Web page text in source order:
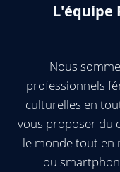
L'équipe
Nous
professionnels
culturelles en
vous proposer du
le monde tout
ou